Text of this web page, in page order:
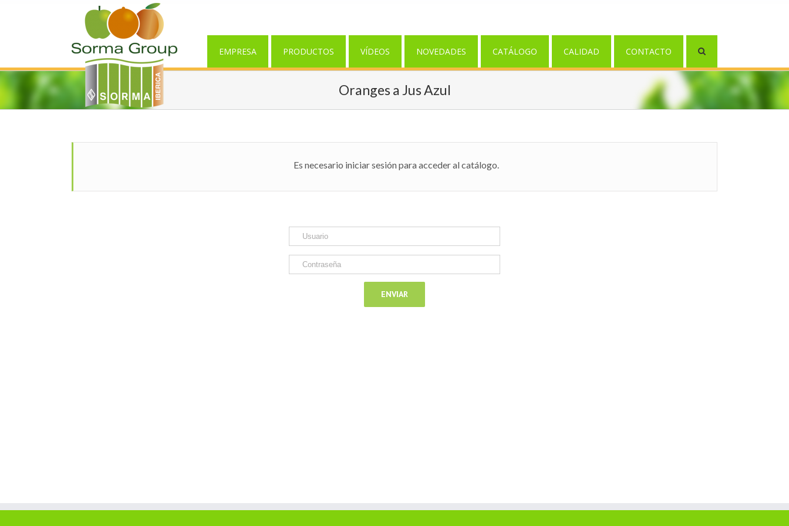
EMPRESA PRODUCTOS VÍDEOS NOVEDADES CATÁLOGO CALIDAD CONTACTO
Oranges a Jus Azul
Es necesario iniciar sesión para acceder al catálogo.